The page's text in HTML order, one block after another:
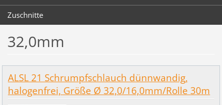
Zuschnitte
32,0mm
ALSL 21 Schrumpfschlauch dünnwandig,
halogenfrei, Größe Ø 32,0/16,0mm/Rolle 30m